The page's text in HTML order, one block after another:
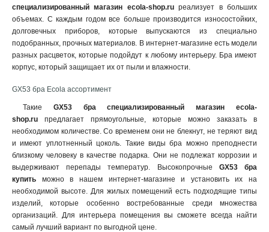
специализированный магазин ecola-shop.ruреализует в больших
объемах. С каждым годом все больше производится износостойких,
долговечных приборов, которые выпускаются из специально
подобранных, прочных материалов. В интернет-магазине есть модели
разных расцветок, которые подойдут к любому интерьеру. Бра имеют
корпус, который защищает их от пыли и влажности.
GX53 бра Ecola ассортимент
Такие GX53 бра специализированный магазин ecola-
shop.ru предлагает прямоугольные, которые можно заказать в
необходимом количестве. Со временем они не блекнут, не теряют вид
и имеют уплотненный цоколь. Такие виды бра можно преподнести
близкому человеку в качестве подарка. Они не подлежат коррозии и
выдерживают перепады температур. Высокопрочные GX53 бра
купить можно в нашем интернет-магазине
и установить их на
необходимой высоте. Для жилых помещений есть подходящие типы
изделий, которые особенно востребованные среди множества
организаций. Для интерьера помещения вы сможете всегда найти
самый лучший вариант по выгодной цене.